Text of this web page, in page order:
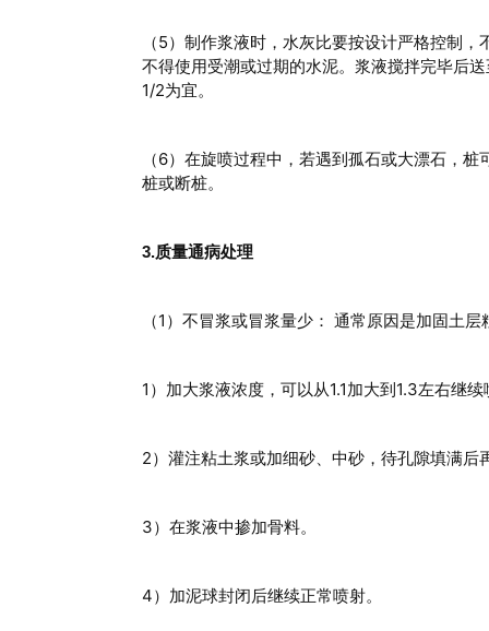
（5）制作浆液时，水灰比要按设计严格控制
不得使用受潮或过期的水泥。浆液搅拌完毕后
1/2为宜。
（6）在旋喷过程中，若遇到孤石或大漂石，
桩或断桩。
3.质量通病处理
（1）不冒浆或冒浆量少： 通常原因是加固土
1）加大浆液浓度，可以从1.1加大到1.3左右继续
2）灌注粘土浆或加细砂、中砂，待孔隙填满后
3）在浆液中掺加骨料。
4）加泥球封闭后继续正常喷射。